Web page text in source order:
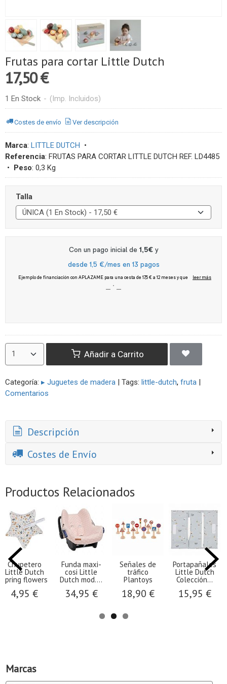
Marcas
Frutas para cortar Little Dutch
17,50 €
1 En Stock - (Imp. Incluidos)
Costes de envío Ver descripción
Marca: LITTLE DUTCH •
Referencia: FRUTAS PARA CORTAR LITTLE DUTCH REF. LD4485
• Peso: 0,3 Kg
Talla
Añadir a Carrito
Categoría: ▸ Juguetes de madera | Tags: little-dutch fruta |
Comentarios
Descripción
Costes de Envío
Productos Relacionados
de
tráfico
€
Portapañales
Little Dutch
Colección...
15,95 €
Cesta pequeña
almacenaje
Little...
15,95 €
Tunel Juegos
Little Dutch
colección...
27,50 €